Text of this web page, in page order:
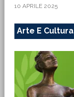
10 APRILE 2025
Arte E Cultura